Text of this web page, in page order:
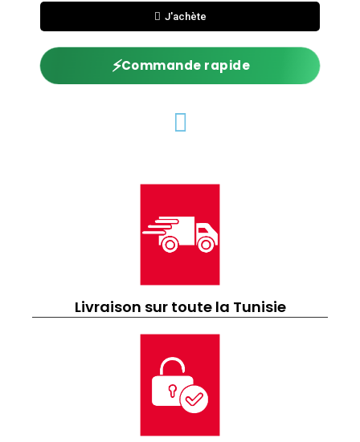
J'achète
⚡Commande rapide
Livraison sur toute la Tunisie